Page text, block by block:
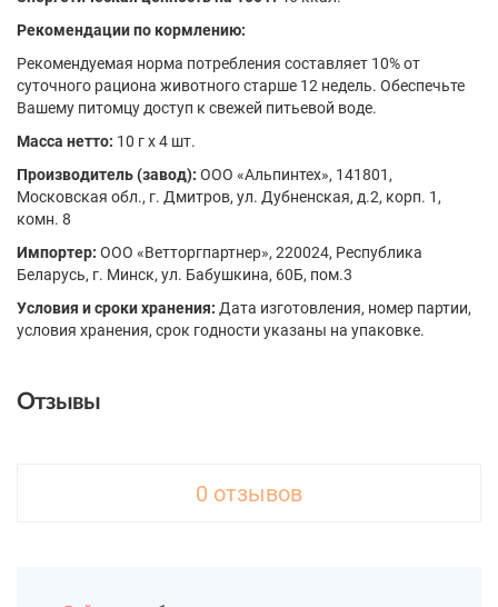
Рекомендации по кормлению:
Рекомендуемая норма потребления составляет 10% от
суточного рациона животного старше 12 недель. Обеспечьте
Вашему питомцу доступ к свежей питьевой воде.
Масса нетто: 10 г x 4 шт.
Производитель (завод): ООО «Альпинтех», 141801,
Московская обл., г. Дмитров, ул. Дубненская, д.2, корп. 1,
комн. 8
Импортер: ООО «Ветторгпартнер», 220024, Республика
Беларусь, г. Минск, ул. Бабушкина, 60Б, пом.3
Условия и сроки хранения: Дата изготовления, номер партии,
условия хранения, срок годности указаны на упаковке.
Отзывы
0 отзывов